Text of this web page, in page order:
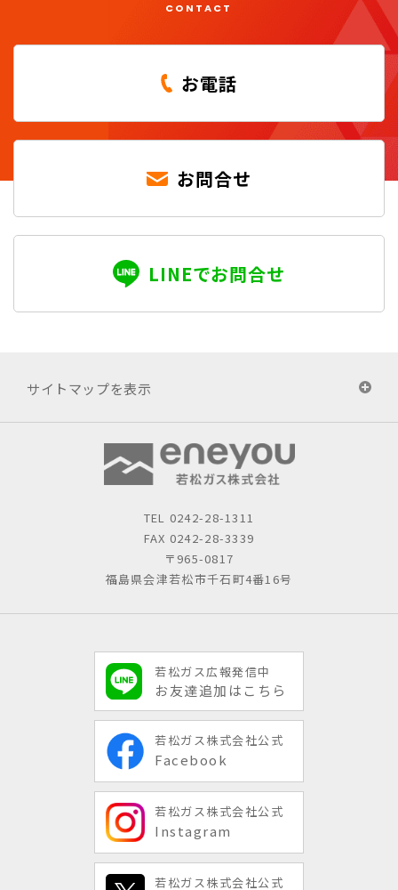
CONTACT
お電話
お問合せ
LINEでお問合せ
サイトマップを表示
TEL 0242-28-1311
FAX 0242-28-3339
〒965-0817
福島県会津若松市千石町4番16号
若松ガス広報発信中
お友達追加はこちら
若松ガス株式会社公式
Facebook
若松ガス株式会社公式
Instagram
若松ガス株式会社公式